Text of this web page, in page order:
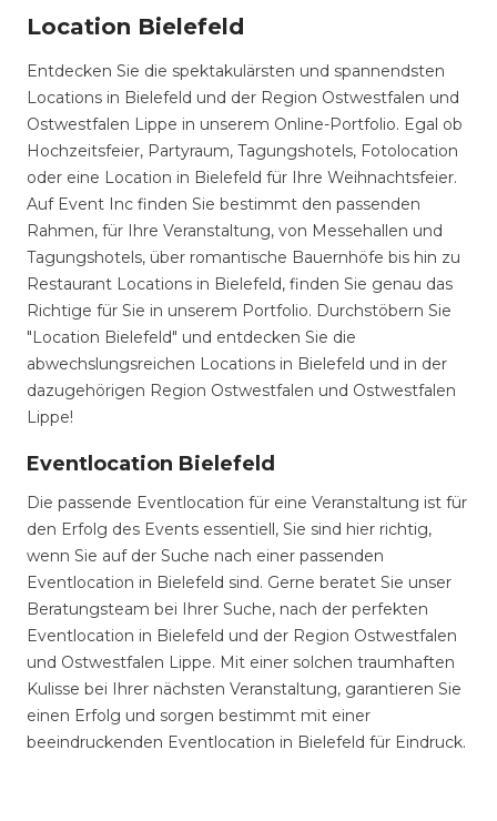
Location Bielefeld
Entdecken Sie die spektakulärsten und spannendsten
Locations in Bielefeld und der Region Ostwestfalen und
Ostwestfalen Lippe in unserem Online-Portfolio. Egal ob
Hochzeitsfeier, Partyraum, Tagungshotels, Fotolocation
oder eine Location in Bielefeld für Ihre Weihnachtsfeier.
Auf Event Inc finden Sie bestimmt den passenden
Rahmen, für Ihre Veranstaltung, von Messehallen und
Tagungshotels, über romantische Bauernhöfe bis hin zu
Restaurant Locations in Bielefeld, finden Sie genau das
Richtige für Sie in unserem Portfolio. Durchstöbern Sie
"Location Bielefeld" und entdecken Sie die
abwechslungsreichen Locations in Bielefeld und in der
dazugehörigen Region Ostwestfalen und Ostwestfalen
Lippe!
Eventlocation Bielefeld
Die passende Eventlocation für eine Veranstaltung ist für
den Erfolg des Events essentiell, Sie sind hier richtig,
wenn Sie auf der Suche nach einer passenden
Eventlocation in Bielefeld sind. Gerne beratet Sie unser
Beratungsteam bei Ihrer Suche, nach der perfekten
Eventlocation in Bielefeld und der Region Ostwestfalen
und Ostwestfalen Lippe. Mit einer solchen traumhaften
Kulisse bei Ihrer nächsten Veranstaltung, garantieren Sie
einen Erfolg und sorgen bestimmt mit einer
beeindruckenden Eventlocation in Bielefeld für Eindruck.